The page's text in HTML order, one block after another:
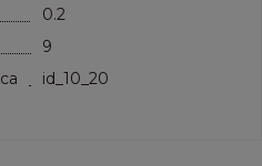
0.2
9
id_10_20